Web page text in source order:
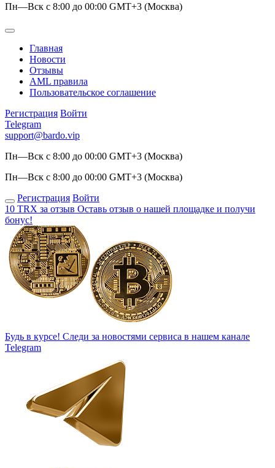
Пн—Вск с 8:00 до 00:00 GMT+3 (Москва)
Главная
Новости
Отзывы
AML правила
Пользовательское соглашение
Регистрация Войти
Telegram
support@bardo.vip
Пн—Вск с 8:00 до 00:00 GMT+3 (Москва)
Пн—Вск с 8:00 до 00:00 GMT+3 (Москва)
Регистрация Войти
10 TRX за отзыв Оставь отзыв о нашей площадке и получи
бонус!
Будь в курсе! Следи за новостями сервиса в нашем канале
Telegram